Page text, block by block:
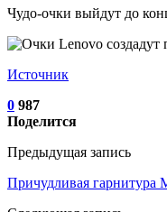
Чудо-очки выйдут до
Источник
0 987
Поделится
Предыдущая запись
Причудливая гарнитура